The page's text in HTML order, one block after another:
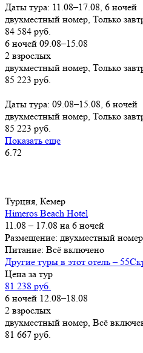
Даты тура: 11.08–17.08, 6 ночей
двухместный номер, Только
84 584 руб.
6 ночей 09.08–15.08
2 взрослых
двухместный номер, Только
85 223 руб.
Даты тура: 09.08–15.08, 6 ночей
двухместный номер, Только
85 223 руб.
Показать еще
6.72
Турция, Кемер
Himeros Beach Hotel
11.08 – 17.08 на 6 ночей
Размещение: двухместный номер
Питание: Всё включено
Другие туры в этот отель – 55
Цена за тур
81 238 руб.
6 ночей 12.08–18.08
2 взрослых
двухместный номер, Всё
81 667 руб.